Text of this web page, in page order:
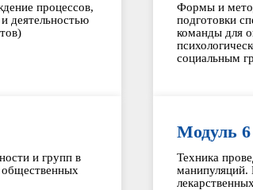
процессов,
деятельностью
Формы и
подготовки
команды для
социальным
и групп в
Модуль 6
Техника
манипуляций.